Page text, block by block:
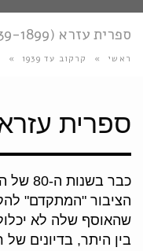
ספרית עזרא (1939-1899)
ראשי » קרקוב עד 1939 »
ספרית עזרא (1939-
הציבור "המתקדם"
שהאוסף שלה לא
בין היתר, בדיונים